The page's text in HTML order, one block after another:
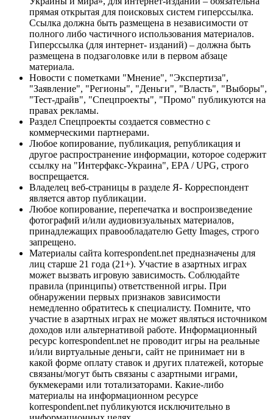
прямая открытая для поисковых систем гиперссылка.
Ссылка должна быть размещена в независимости от
полного либо частичного использования материалов.
Гиперссылка (для интернет- изданий) – должна быть
размещена в подзаголовке или в первом абзаце
материала.
Новости с пометками "Мнение", "Экспертиза",
"Заявление", "Регионы", "Деньги", "Власть", "Выборы",
"Тест-драйв", "Спецпроекты", "Промо" публикуются на
правах рекламы.
Раздел Спецпроекты создается совместно с
коммерческими партнерами.
Любое копирование, публикация, републикация и
другое распространение информации, которое содержит
ссылку на "Интерфакс-Украина", EPA / UPG, строго
воспрещается.
Владелец веб-страницы в разделе Я- Корреспондент
является автор публикации.
Любое копирование, перепечатка и воспроизведение
фотографий и/или аудиовизуальных материалов,
принадлежащих правообладателю Getty Images, строго
запрещено.
Материалы сайта korrespondent.net предназначены для
лиц старше 21 года (21+). Участие в азартных играх
может вызвать игровую зависимость. Соблюдайте
правила (принципы) ответственной игры. При
обнаружении первых признаков зависимости
немедленно обратитесь к специалисту. Помните, что
участие в азартных играх не может являться источником
доходов или альтернативой работе. Информационный
ресурс korrespondent.net не проводит игры на реальные
и/или виртуальные деньги, сайт не принимает ни в
какой форме оплату ставок и других платежей, которые
связаны/могут быть связаны с азартными играми,
букмекерами или тотализаторами. Какие-либо
материалы на информационном ресурсе
korrespondent.net публикуются исключительно в